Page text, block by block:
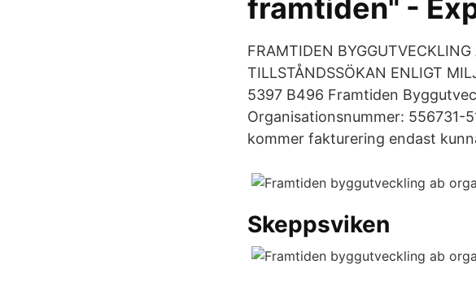
framtiden" -
FRAMTIDEN
TILLSTÅNDSSÖKAN ENLIGT
5397 B496 Framtiden
Organisationsnummer: 556731-
kommer fakturering endast
Skeppsviken